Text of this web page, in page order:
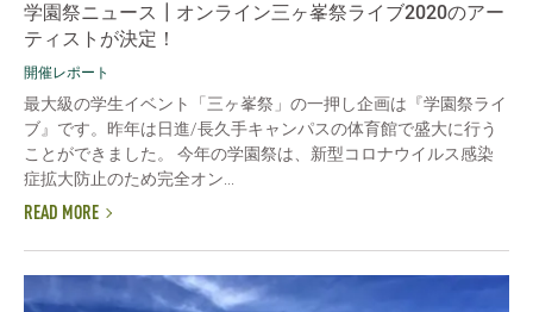
学園祭ニュース┃オンライン三ヶ峯祭ライブ2020のアー
ティストが決定！
開催レポート
最大級の学生イベント「三ヶ峯祭」の一押し企画は『学園祭ライ
ブ』です。昨年は日進/長久手キャンパスの体育館で盛大に行う
ことができました。 今年の学園祭は、新型コロナウイルス感染
症拡大防止のため完全オン...
READ MORE